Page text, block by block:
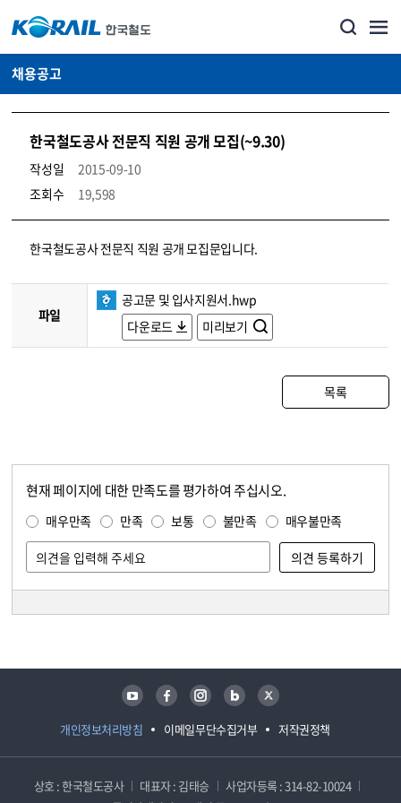
채용공고
한국철도공사 전문직 직원 공개 모집(~9.30)
작성일
2015-09-10
조회수
19,598
코레일소개_경영공시_채용공고 상세보기 – 내용, 파일, 담당자 연락처로 구성
한국철도공사 전문직 직원 공개 모집문입니다.
파일
공고문 및 입사지원서.hwp
다운로드
미리보기
목록
현재 페이지에 대한 만족도를 평가하여 주십시오.
매우만족 만족 보통 불만족 매우불만족
개인정보처리방침 이메일무단수집거부 저작권정책
유튜브 페이스북 인스타그램 블로그 트위터
상호 : 한국철도공사 대표자 : 김태승
사업자등록 : 314-82-10024